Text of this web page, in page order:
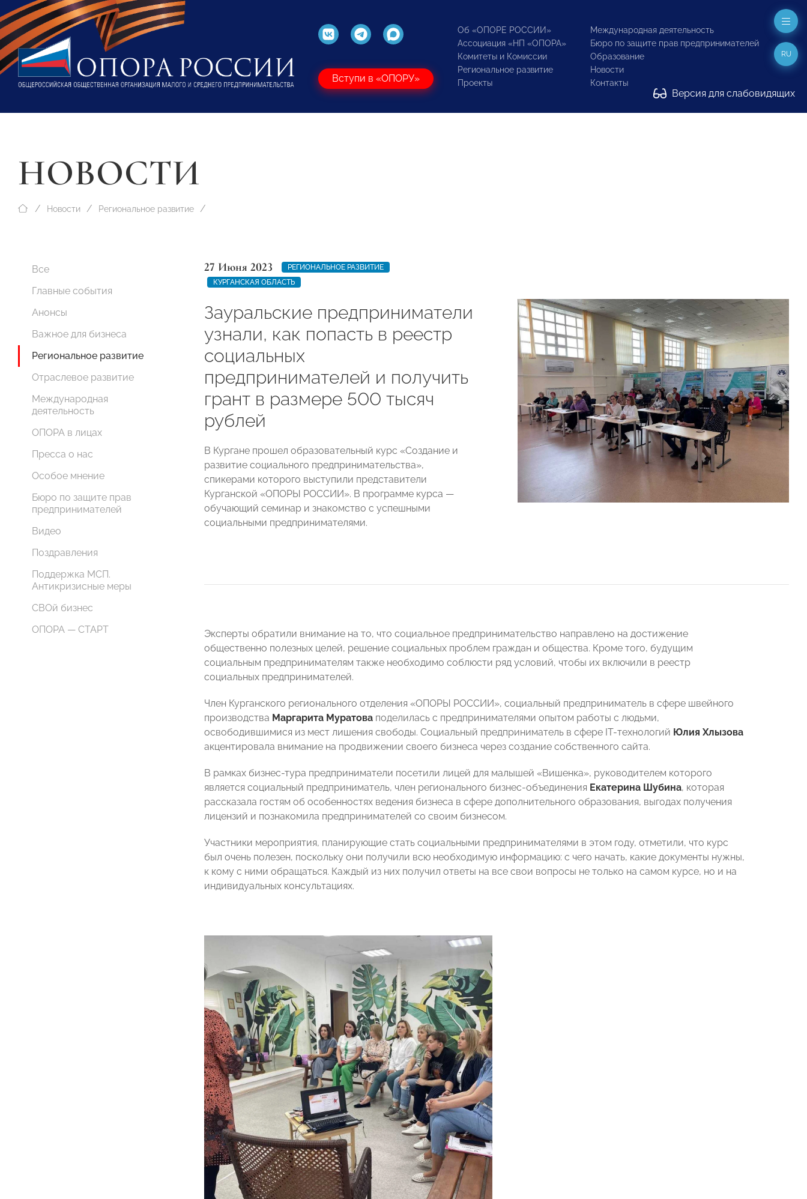
Вступи в «ОПОРУ»
Об «ОПОРЕ РОССИИ»
Ассоциация «НП «ОПОРА»
Комитеты и Комиссии
Региональное развитие
Проекты
Международная деятельность
Бюро по защите прав предпринимателей
Образование
Новости
Контакты
Версия для слабовидящих
RU
НОВОСТИ
Новости Региональное развитие
Все
Главные события
Анонсы
Важное для бизнеса
Региональное развитие
Отраслевое развитие
Международная
деятельность
ОПОРА в лицах
Пресса о нас
Особое мнение
Бюро по защите прав
предпринимателей
Видео
Поздравления
Поддержка МСП.
Антикризисные меры
СВОй бизнес
ОПОРА — СТАРТ
27 Июня 2023
РЕГИОНАЛЬНОЕ РАЗВИТИЕ
КУРГАНСКАЯ ОБЛАСТЬ
Зауральские предприниматели
узнали, как попасть в реестр
социальных
предпринимателей и получить
грант в размере 500 тысяч
рублей
В Кургане прошел образовательный курс «Создание и
развитие социального предпринимательства»,
спикерами которого выступили представители
Курганской «ОПОРЫ РОССИИ». В программе курса —
обучающий семинар и знакомство с успешными
социальными предпринимателями.
Эксперты обратили внимание на то, что социальное предпринимательство направлено на достижение
общественно полезных целей, решение социальных проблем граждан и общества. Кроме того, будущим
социальным предпринимателям также необходимо соблюсти ряд условий, чтобы их включили в реестр
социальных предпринимателей.
Член Курганского регионального отделения «ОПОРЫ РОССИИ», социальный предприниматель в сфере швейного
производства Маргарита Муратова поделилась с предпринимателями опытом работы с людьми,
освободившимися из мест лишения свободы. Социальный предприниматель в сфере IT-технологий Юлия Хлызова
акцентировала внимание на продвижении своего бизнеса через создание собственного сайта.
В рамках бизнес-тура предприниматели посетили лицей для малышей «Вишенка», руководителем которого
является социальный предприниматель, член регионального бизнес-объединения Екатерина Шубина, которая
рассказала гостям об особенностях ведения бизнеса в сфере дополнительного образования, выгодах получения
лицензий и познакомила предпринимателей со своим бизнесом.
Участники мероприятия, планирующие стать социальными предпринимателями в этом году, отметили, что курс
был очень полезен, поскольку они получили всю необходимую информацию: с чего начать, какие документы нужны,
к кому с ними обращаться. Каждый из них получил ответы на все свои вопросы не только на самом курсе, но и на
индивидуальных консультациях.